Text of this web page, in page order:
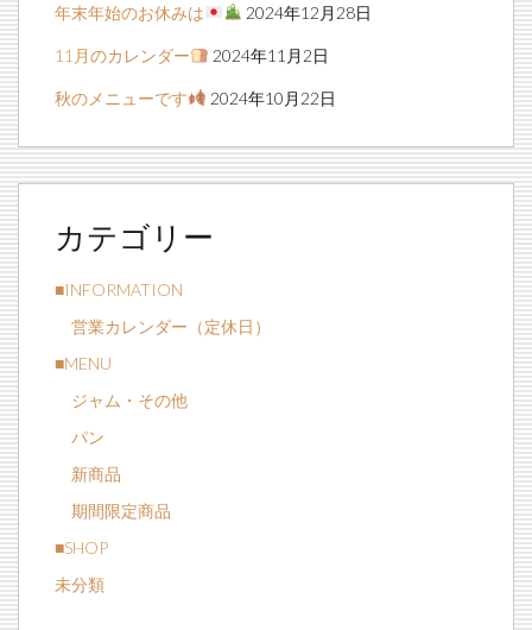
年末年始のお休みは 2024年12月28日
11月のカレンダー 2024年11月2日
秋のメニューです 2024年10月22日
カテゴリー
■INFORMATION
営業カレンダー（定休日）
■MENU
ジャム・その他
パン
新商品
期間限定商品
■SHOP
未分類